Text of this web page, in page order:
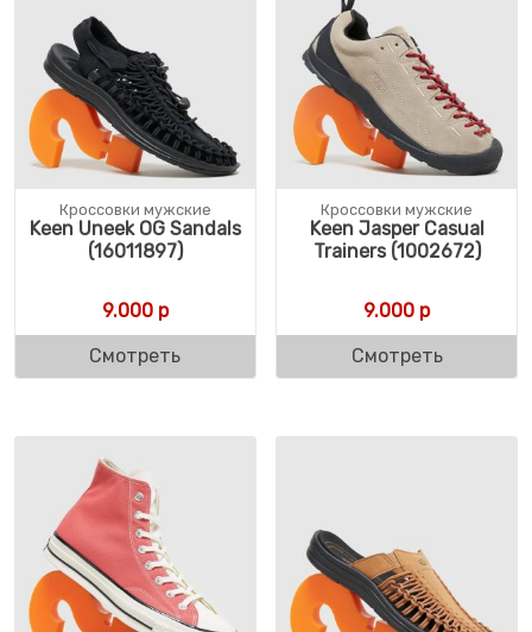
Кроссовки мужские
Keen Uneek OG Sandals
(16011897)
9.000р
Смотреть
Кроссовки мужские
Keen Jasper Casual
Trainers (1002672)
9.000 р
Смотреть